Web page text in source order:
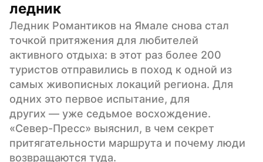
ледник
Ледник Романтиков на Ямале снова стал
точкой притяжения для любителей
активного отдыха: в этот раз более 200
туристов отправились в поход к одной из
самых живописных локаций региона. Для
одних это первое испытание, для
других — уже седьмое восхождение.
«Север-Пресс» выяснил, в чем секрет
притягательности маршрута и почему люди
возвращаются туда.